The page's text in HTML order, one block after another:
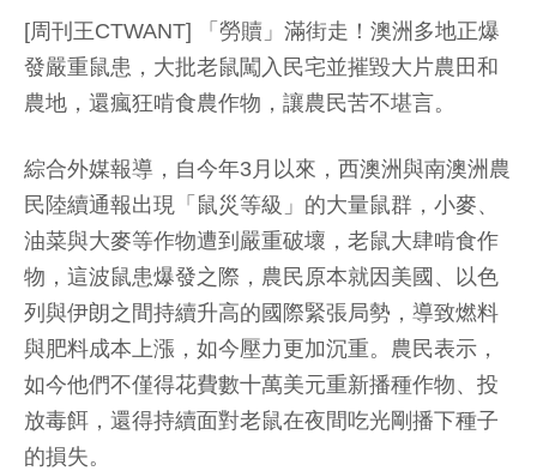
[周刊王CTWANT] 「勞贖」滿街走！澳洲多地正爆
發嚴重鼠患，大批老鼠闖入民宅並摧毀大片農田和
農地，還瘋狂啃食農作物，讓農民苦不堪言。
綜合外媒報導，自今年3月以來，西澳洲與南澳洲農
民陸續通報出現「鼠災等級」的大量鼠群，小麥、
油菜與大麥等作物遭到嚴重破壞，老鼠大肆啃食作
物，這波鼠患爆發之際，農民原本就因美國、以色
列與伊朗之間持續升高的國際緊張局勢，導致燃料
與肥料成本上漲，如今壓力更加沉重。農民表示，
如今他們不僅得花費數十萬美元重新播種作物、投
放毒餌，還得持續面對老鼠在夜間吃光剛播下種子
的損失。